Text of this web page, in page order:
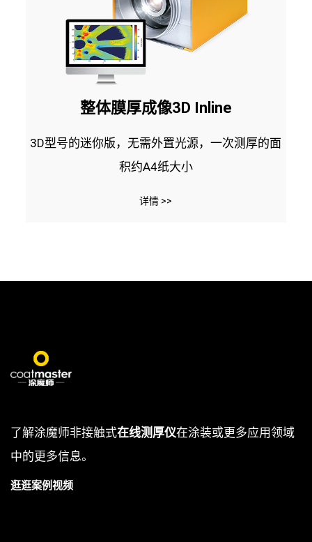
整体膜厚成像3D Inline
3D型号的迷你版，无需外置光源，一次测厚的面
积约A4纸大小
详情 >>
了解涂魔师非接触式在线测厚仪在涂装或更多应用领域
中的更多信息。
逛逛案例视频